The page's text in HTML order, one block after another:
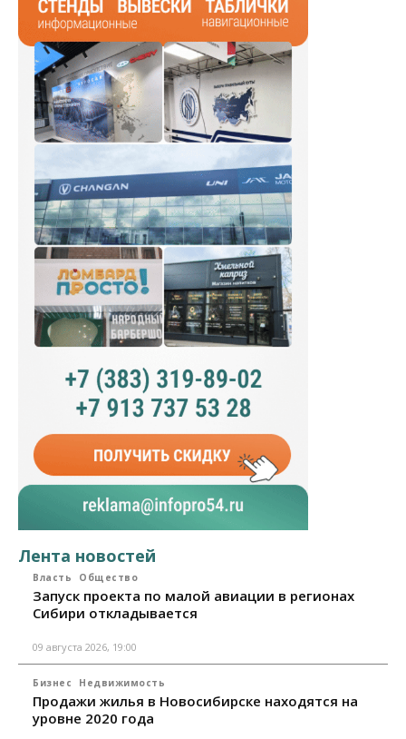
Лента новостей
Власть Общество
Запуск проекта по малой авиации в регионах
Сибири откладывается
09 августа 2026, 19:00
Бизнес Недвижимость
Продажи жилья в Новосибирске находятся на
уровне 2020 года